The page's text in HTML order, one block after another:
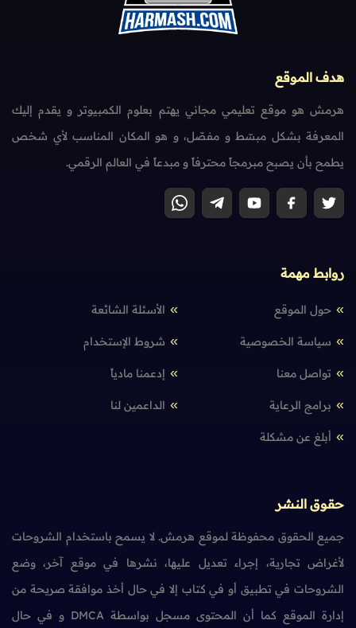
هدف الموقع
هرمش هو موقع تعليمي مجاني يهتم بعلوم الكمبيوتر و يقدم إليك
المعرفة بشكل مبسّط و مفصّل، و هو المكان المناسب لأي شخص
يطمح بأن يصبح مبرمجاً محترفاً و مبدعاً في العالم الرقمي.
روابط مهمة
حول الموقع الأسئلة الشائعة
سياسة الخصوصية شروط الإستخدام
تواصل معنا إدعمنا مادياً
برامج الرعاية الداعمين لنا
أبلغ عن مشكلة
حقوق النشر
جميع الحقوق محفوظة لموقع هرمش. لا يسمح باستخدام الشروحات
لأغراض تجارية، إجراء تعديل عليها، نشرها في موقع آخر، وضع
الشروحات في تطبيق أو في كتاب إلا في حال أخذ موافقة صريحة من
إدارة الموقع كما أن المحتوى مسجل بواسطة DMCA و في حال